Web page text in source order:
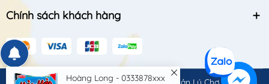
Chính sách khách hàng
Hoàng Long - 0333878xxx
Đã đặt Mì Hảo Hảo sườn 74g